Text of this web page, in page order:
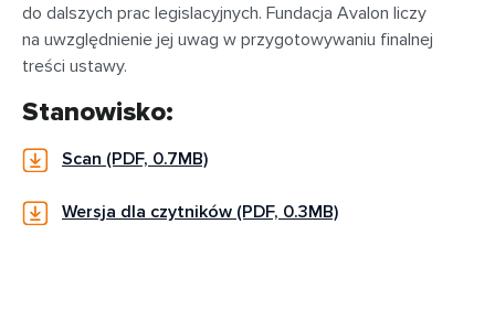
do dalszych prac legislacyjnych. Fundacja Avalon liczy
na uwzględnienie jej uwag w przygotowywaniu finalnej
treści ustawy.
Stanowisko:
Scan (PDF, 0.7MB)
Wersja dla czytników (PDF, 0.3MB)